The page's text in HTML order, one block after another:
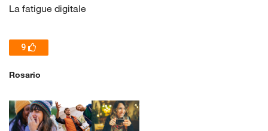
La fatigue digitale
9
Rosario